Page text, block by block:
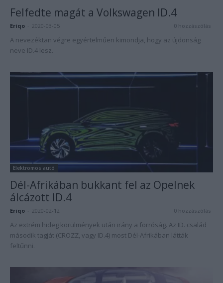
Felfedte magát a Volkswagen ID.4
Eriqo 2020-03-05 0 hozzászólás
A nevezéktan végre egyértelműen kimondja, hogy az újdonság
neve ID.4 lesz.
Elektromos autó
Dél-Afrikában bukkant fel az Opelnek
álcázott ID.4
Eriqo 2020-02-12 0 hozzászólás
Az extrém hideg körülmények után irány a forróság. Az ID. család
második tagját (CROZZ, vagy ID.4) most Dél-Afrikában látták
feltűnni.